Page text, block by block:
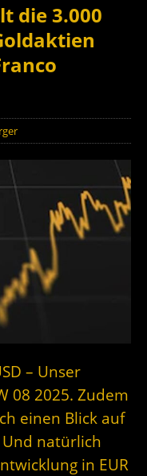
die 3.000
– Unser
08 2025. Zudem
einen Blick auf
natürlich
in EUR